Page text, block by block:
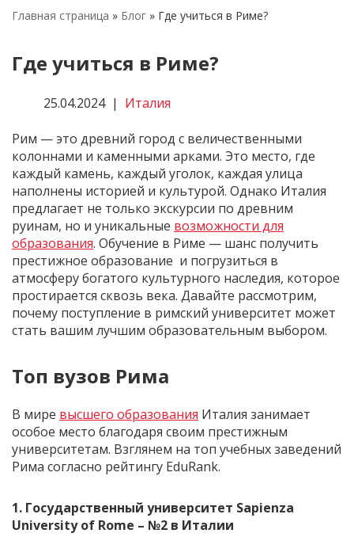
США
Чехия
Главная страница » Блог » Где учиться в Риме?
Где учиться в Риме?
25.04.2024 Италия
Рим — это древний город с величественными
колоннами и каменными арками. Это место, где
каждый камень, каждый уголок, каждая улица
наполнены историей и культурой. Однако Италия
предлагает не только экскурсии по древним
руинам, но и уникальные возможности для
образования. Обучение в Риме — шанс получить
престижное образование и погрузиться в
атмосферу богатого культурного наследия, которое
простирается сквозь века. Давайте рассмотрим,
почему поступление в римский университет может
стать вашим лучшим образовательным выбором.
Топ вузов Рима
В мире высшего образования Италия занимает
особое место благодаря своим престижным
университетам. Взглянем на топ учебных заведений
Рима согласно рейтингу EduRank.
1. Государственный университет Sapienza
University of Rome – №2 в Италии